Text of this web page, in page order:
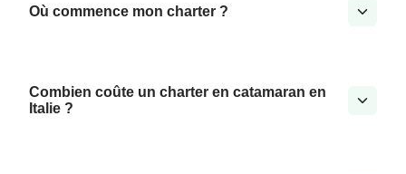
Où commence mon charter ?
Combien coûte un charter en catamaran en
Italie ?